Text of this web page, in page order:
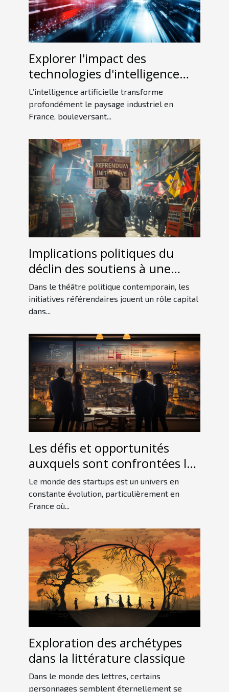
Explorer l'impact des
technologies d'intelligence
artificielle sur l'industrie
française
L’intelligence artificielle transforme
profondément le paysage industriel en
France, bouleversant...
Implications politiques du
déclin des soutiens à une
initiative référendaire
Dans le théâtre politique contemporain, les
initiatives référendaires jouent un rôle capital
dans...
Les défis et opportunités
auxquels sont confrontées les
startups françaises sur le
marché international
Le monde des startups est un univers en
constante évolution, particulièrement en
France où...
Exploration des archétypes
dans la littérature classique
Dans le monde des lettres, certains
personnages semblent éternellement se